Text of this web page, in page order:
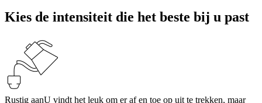
Kies de intensiteit die het beste bij u past
Rustig aanU vindt het leuk om er af en toe op uit te trekken, maar